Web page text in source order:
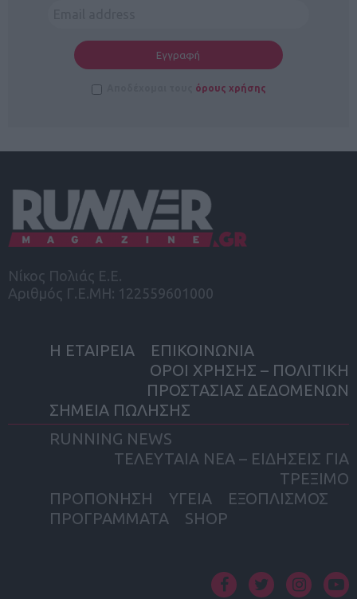
όρους χρήσης
Νίκος Πολιάς Ε.Ε.
Αριθμός Γ.Ε.ΜΗ: 122559601000
Η ΕΤΑΙΡΕΙΑ
ΕΠΙΚΟΙΝΩΝΙΑ
ΟΡΟΙ ΧΡΗΣΗΣ – ΠΟΛΙΤΙΚΗ
ΠΡΟΣΤΑΣΙΑΣ ΔΕΔΟΜΕΝΩΝ
ΣΗΜΕΙΑ ΠΩΛΗΣΗΣ
RUNNING NEWS
ΤΕΛΕΥΤΑΙΑ ΝΕΑ – ΕΙΔΗΣΕΙΣ ΓΙΑ
ΤΡΕΞΙΜΟ
ΠΡΟΠΟΝΗΣΗ
ΥΓΕΙΑ
ΕΞΟΠΛΙΣΜΟΣ
ΠΡΟΓΡΑΜΜΑΤΑ
SHOP